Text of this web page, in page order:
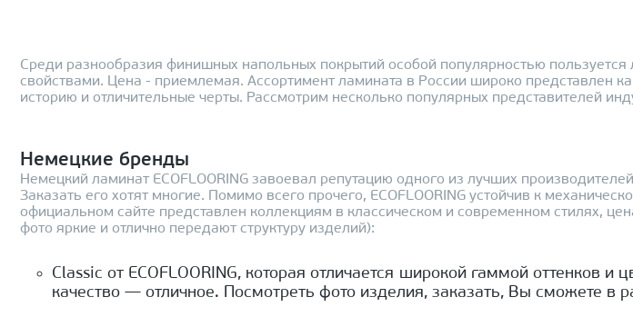
Среди разнообразия финишных напольных покрытий особой популярностью
свойствами. Цена - приемлемая. Ассортимент ламината в России широко представлен
историю и отличительные черты. Рассмотрим несколько популярных представителей
Немецкие бренды
Немецкий ламинат ECOFLOORING завоевал репутацию одного из лучших
Заказать его хотят многие. Помимо всего прочего, ECOFLOORING устойчив к
официальном сайте представлен коллекциям в классическом и современном стилях,
фото яркие и отлично передают структуру изделий):
Classic от ECOFLOORING, которая отличается широкой гаммой оттенков
качество — отличное. Посмотреть фото изделия, заказать, Вы сможете в